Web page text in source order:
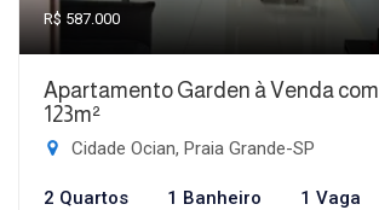
R$ 587.000
Apartamento Garden à Venda
123m²
Cidade Ocian, Praia Grande-SP
2 Quartos 1 Banheiro 1 Vaga